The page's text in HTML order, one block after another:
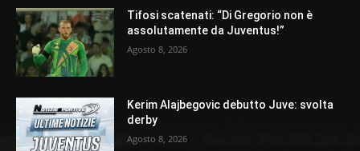
Tifosi scatenati: “Di Gregorio non è
assolutamente da Juventus!”
Agosto 8, 2026
Kerim Alajbegovic debutto Juve: svolta
derby
Agosto 8, 2026